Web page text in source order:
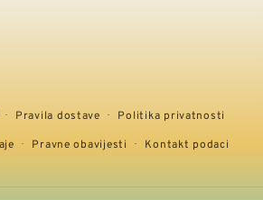
Pravila dostave
Politika privatnosti
Pravne obavijesti Kontakt podaci